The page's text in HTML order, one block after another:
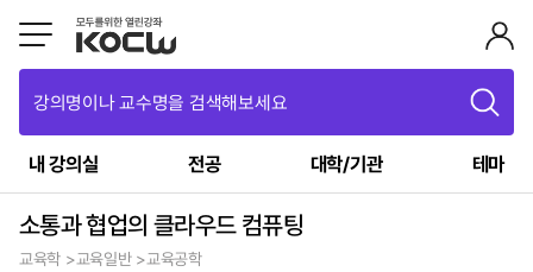
강의명이나 교수명을 검색해보세요
내 강의실 전공 대학/기관 테마
소통과 협업의 클라우드 컴퓨팅
교육학 >교육일반 >교육공학